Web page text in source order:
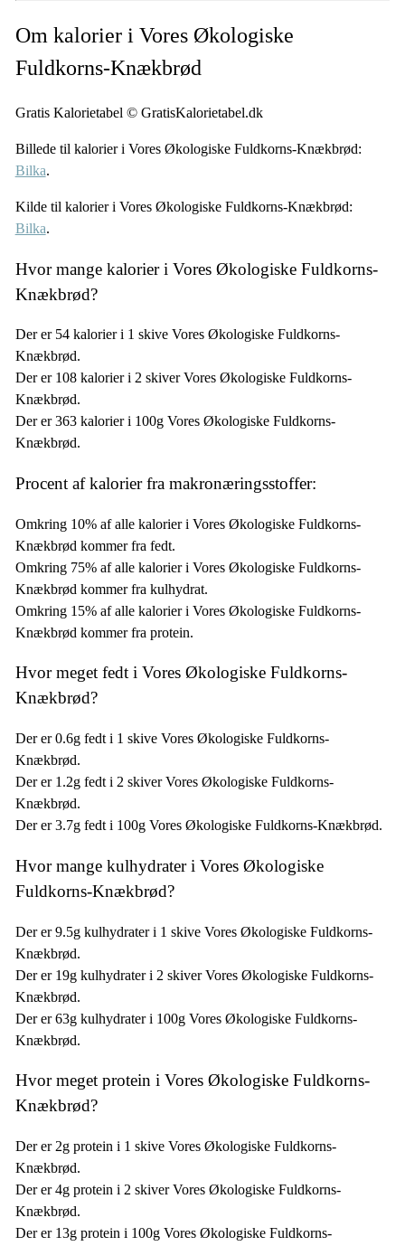
Om kalorier i Vores Økologiske
Fuldkorns-Knækbrød
Gratis Kalorietabel © GratisKalorietabel.dk
Billede til kalorier i Vores Økologiske Fuldkorns-Knækbrød:
Bilka.
Kilde til kalorier i Vores Økologiske Fuldkorns-Knækbrød:
Bilka.
Hvor mange kalorier i Vores Økologiske Fuldkorns-
Knækbrød?
Der er 54 kalorier i 1 skive Vores Økologiske Fuldkorns-
Knækbrød.
Der er 108 kalorier i 2 skiver Vores Økologiske Fuldkorns-
Knækbrød.
Der er 363 kalorier i 100g Vores Økologiske Fuldkorns-
Knækbrød.
Procent af kalorier fra makronæringsstoffer:
Omkring 10% af alle kalorier i Vores Økologiske Fuldkorns-
Knækbrød kommer fra fedt.
Omkring 75% af alle kalorier i Vores Økologiske Fuldkorns-
Knækbrød kommer fra kulhydrat.
Omkring 15% af alle kalorier i Vores Økologiske Fuldkorns-
Knækbrød kommer fra protein.
Hvor meget fedt i Vores Økologiske Fuldkorns-
Knækbrød?
Der er 0.6g fedt i 1 skive Vores Økologiske Fuldkorns-
Knækbrød.
Der er 1.2g fedt i 2 skiver Vores Økologiske Fuldkorns-
Knækbrød.
Der er 3.7g fedt i 100g Vores Økologiske Fuldkorns-Knækbrød.
Hvor mange kulhydrater i Vores Økologiske
Fuldkorns-Knækbrød?
Der er 9.5g kulhydrater i 1 skive Vores Økologiske Fuldkorns-
Knækbrød.
Der er 19g kulhydrater i 2 skiver Vores Økologiske Fuldkorns-
Knækbrød.
Der er 63g kulhydrater i 100g Vores Økologiske Fuldkorns-
Knækbrød.
Hvor meget protein i Vores Økologiske Fuldkorns-
Knækbrød?
Der er 2g protein i 1 skive Vores Økologiske Fuldkorns-
Knækbrød.
Der er 4g protein i 2 skiver Vores Økologiske Fuldkorns-
Knækbrød.
Der er 13g protein i 100g Vores Økologiske Fuldkorns-